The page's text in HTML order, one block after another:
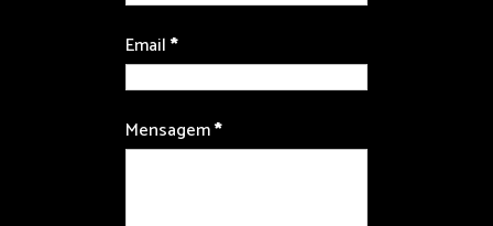
Email*
Mensagem*